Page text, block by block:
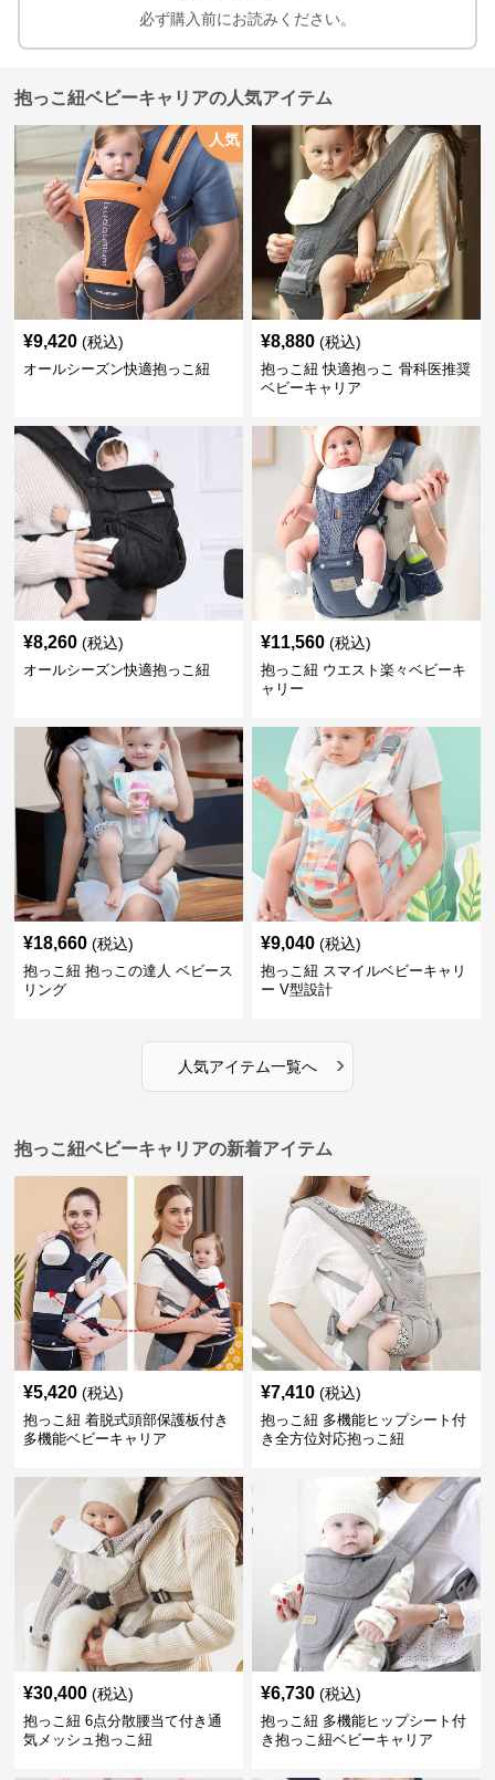
必ず購入前にお読みください。
抱っこ紐ベビーキャリアの人気アイテム
人気
¥9,420 (税込)
オールシーズン快適抱っこ紐
¥8,880 (税込)
抱っこ紐 快適抱っこ 骨科医推奨
ベビーキャリア
¥8,260 (税込)
オールシーズン快適抱っこ紐
¥11,560 (税込)
抱っこ紐 ウエスト楽々ベビーキ
ャリー
¥18,660 (税込)
抱っこ紐 抱っこの達人 ベビース
リング
¥9,040 (税込)
抱っこ紐 スマイルベビーキャリ
ー V型設計
人気アイテム一覧へ ›
抱っこ紐ベビーキャリアの新着アイテム
¥5,420 (税込)
抱っこ紐 着脱式頭部保護板付き
多機能ベビーキャリア
¥7,410 (税込)
抱っこ紐 多機能ヒップシート付
き全方位対応抱っこ紐
¥30,400 (税込)
抱っこ紐 6点分散腰当て付き通
気メッシュ抱っこ紐
¥6,730 (税込)
抱っこ紐 多機能ヒップシート付
き抱っこ紐ベビーキャリア